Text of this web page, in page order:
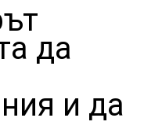
да
и да